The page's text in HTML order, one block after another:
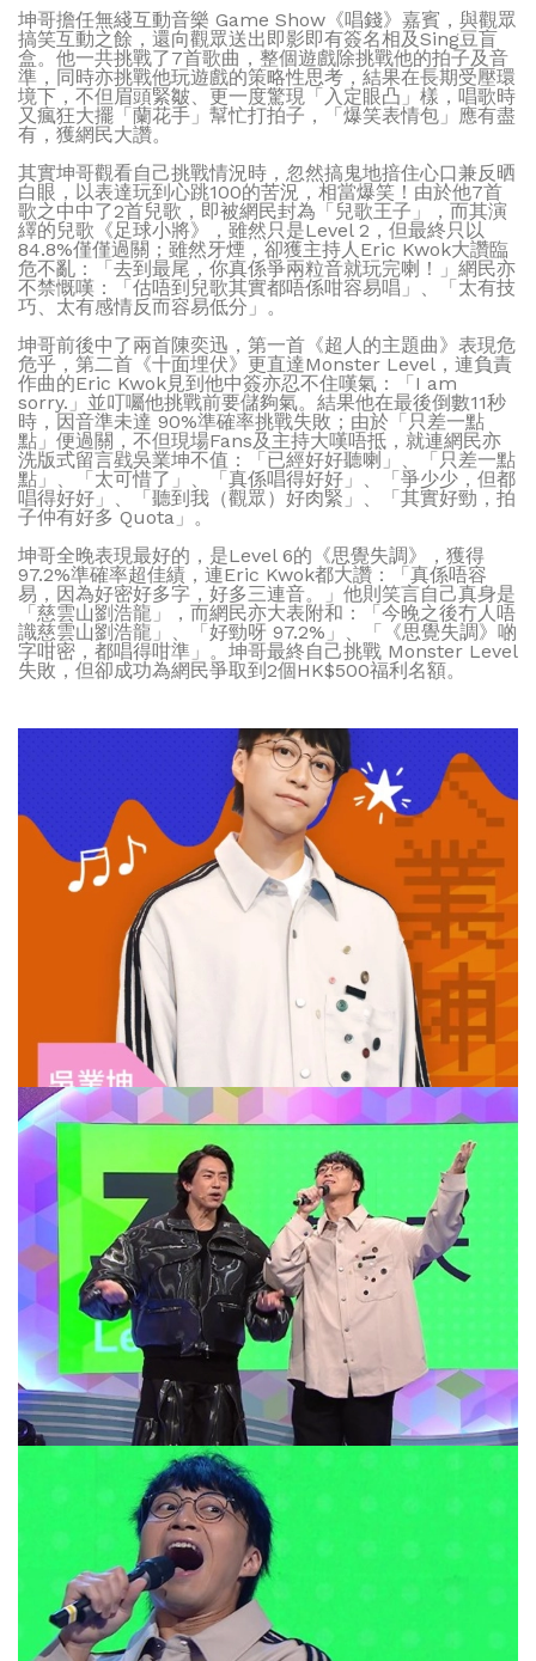
坤哥擔任無綫互動音樂 Game Show《唱錢》嘉賓，與觀眾
搞笑互動之餘，還向觀眾送出即影即有簽名相及Sing豆盲
盒。他一共挑戰了7首歌曲，整個遊戲除挑戰他的拍子及音
準，同時亦挑戰他玩遊戲的策略性思考，結果在長期受壓環
境下，不但眉頭緊皺、更一度驚現「入定眼凸」樣，唱歌時
又瘋狂大擺「蘭花手」幫忙打拍子，「爆笑表情包」應有盡
有，獲網民大讚。
其實坤哥觀看自己挑戰情況時，忽然搞鬼地揞住心口兼反晒
白眼，以表達玩到心跳100的苦況，相當爆笑！由於他7首
歌之中中了2首兒歌，即被網民封為「兒歌王子」，而其演
繹的兒歌《足球小將》，雖然只是Level 2，但最終只以
84.8%僅僅過關；雖然牙煙，卻獲主持人Eric Kwok大讚臨
危不亂：「去到最尾，你真係爭兩粒音就玩完喇！」網民亦
不禁慨嘆：「估唔到兒歌其實都唔係咁容易唱」、「太有技
巧、太有感情反而容易低分」。
坤哥前後中了兩首陳奕迅，第一首《超人的主題曲》表現危
危乎，第二首《十面埋伏》更直達Monster Level，連負責
作曲的Eric Kwok見到他中簽亦忍不住嘆氣：「I am
sorry.」並叮囑他挑戰前要儲夠氣。結果他在最後倒數11秒
時，因音準未達 90%準確率挑戰失敗；由於「只差一點
點」便過關，不但現場Fans及主持大嘆唔抵，就連網民亦
洗版式留言戥吳業坤不值：「已經好好聽喇」、「只差一點
點」、「太可惜了」、「真係唱得好好」、「爭少少，但都
唱得好好」、「聽到我（觀眾）好肉緊」、「其實好勁，拍
子仲有好多 Quota」。
坤哥全晚表現最好的，是Level 6的《思覺失調》，獲得
97.2%準確率超佳績，連Eric Kwok都大讚：「真係唔容
易，因為好密好多字，好多三連音。」他則笑言自己真身是
「慈雲山劉浩龍」，而網民亦大表附和：「今晚之後冇人唔
識慈雲山劉浩龍」、「好勁呀 97.2%」、「《思覺失調》啲
字咁密，都唱得咁準」。坤哥最終自己挑戰 Monster Level
失敗，但卻成功為網民爭取到2個HK$500福利名額。